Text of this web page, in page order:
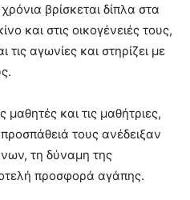
βρίσκεται δίπλα στα
και στις οικογένειές τους,
τις αγωνίες και στηρίζει με
και τις μαθήτριες,
τους ανέδειξαν
τη δύναμη της
προσφορά αγάπης.